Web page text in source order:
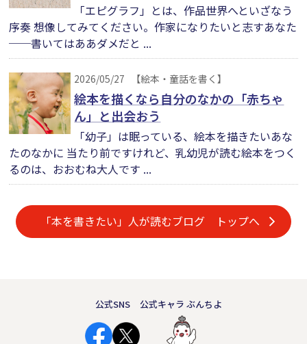
「エピグラフ」とは、作品世界へといざなう
序奏 想像してみてください。作家になりたいと志すあなた
──書いてはああダメだと ...
2026/05/27 【絵本・童話を書く】
絵本を描くなら自分のなかの「赤ちゃ
ん」と出会おう
「幼子」は眠っている、絵本を描きたいあな
たのなかに 当たり前ですけれど、乳幼児が読む絵本をつく
るのは、おおむね大人です ...
「本を書きたい」人が読むブログ トップへ
公式SNS 公式キャラ ぶんちよ